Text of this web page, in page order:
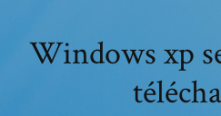
Windows xp